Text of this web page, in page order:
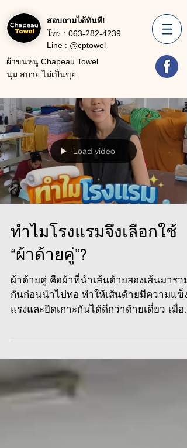
สอบถามได้ทันที!
โทร : 063-282-4239
Line : @cptowel
ผ้าขนหนู Chapeau Towel
นุ่ม สบาย ไม่เป็นขุย
Load video
ทำไมโรงแรมจึงเลือกใช้
“ผ้าด้ายคู่”?
ผ้าด้ายคู่ คือผ้าที่นำเส้นด้ายสองเส้นมารวม
กันก่อนนำไปทอ ทำให้เส้นด้ายมีความแข็ง
แรงและยึดเกาะกันได้ดีกว่าด้ายเดี่ยว เมื่อ
ความแน่น ลดโอกาสที่เส้นด้ายจะหลุด ลุ่ย